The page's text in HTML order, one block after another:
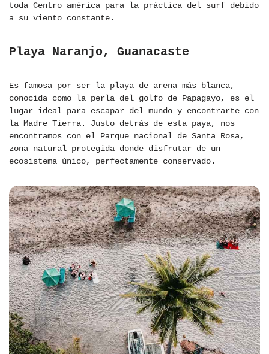
toda Centro américa para la práctica del surf debido
a su viento constante.
Playa Naranjo, Guanacaste
Es famosa por ser la playa de arena más blanca,
conocida como la perla del golfo de Papagayo, es el
lugar ideal para escapar del mundo y encontrarte con
la Madre Tierra. Justo detrás de esta paya, nos
encontramos con el Parque nacional de Santa Rosa,
zona natural protegida donde disfrutar de un
ecosistema único, perfectamente conservado.